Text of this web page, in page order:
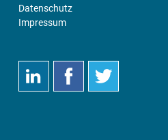
Datenschutz
Impressum